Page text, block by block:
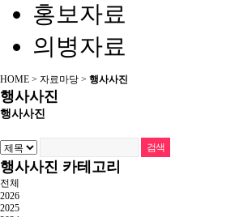
홍보자료
의병자료
HOME > 자료마당 > 행사사진
행사사진
행사사진
행사사진 카테고리
전체
2026
2025